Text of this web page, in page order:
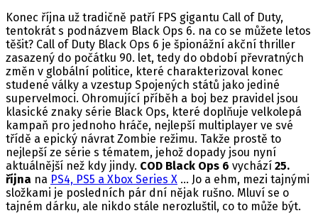
Konec října už tradičně patří FPS gigantu Call of Duty,
tentokrát s podnázvem Black Ops 6. na co se můžete letos
těšit? Call of Duty Black Ops 6 je špionážní akční thriller
zasazený do počátku 90. let, tedy do období převratných
změn v globální politice, které charakterizoval konec
studené války a vzestup Spojených států jako jediné
supervelmoci. Ohromující příběh a boj bez pravidel jsou
klasické znaky série Black Ops, které doplňuje velkolepá
kampaň pro jednoho hráče, nejlepší multiplayer ve své
třídě a epický návrat Zombie režimu. Takže prostě to
nejlepší ze série s tématem, jehož dopady jsou nyní
aktuálnější než kdy jindy. COD Black Ops 6 vychází 25.
října na PS4, PS5 a Xbox Series X … Jo a ehm, mezi tajnými
složkami je posledních pár dní nějak rušno. Mluví se o
tajném dárku, ale nikdo stále nerozluštil, co to může být.